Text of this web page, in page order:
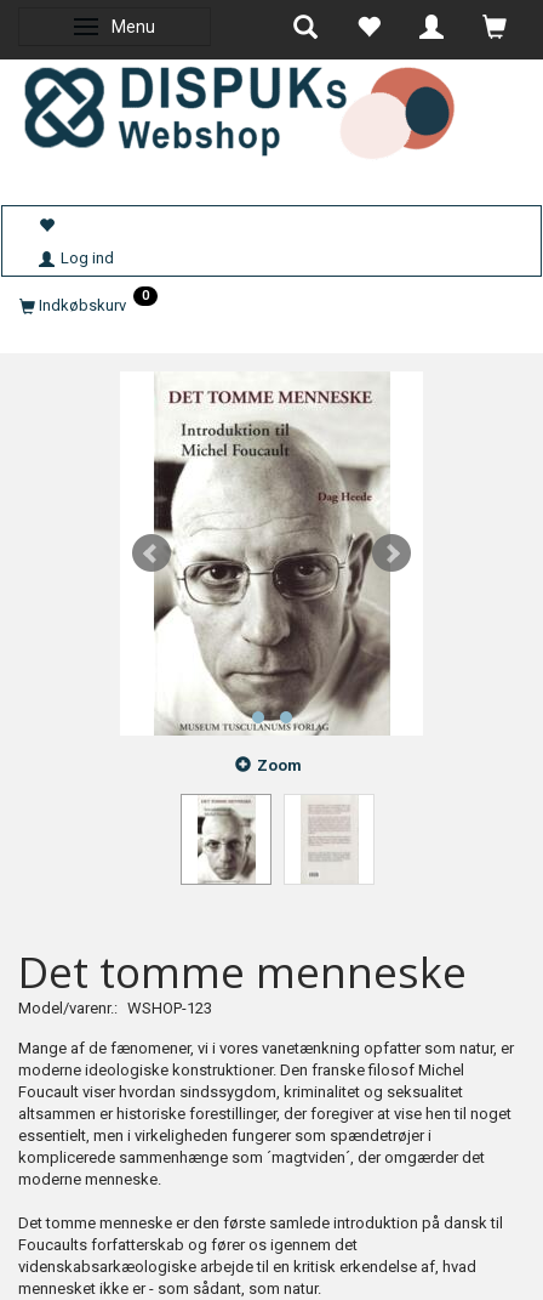
Skifte navigation
Menu
Log ind
Indkøbskurv 0
Zoom
Det tomme menneske
Model/varenr.: WSHOP-123
Mange af de fænomener, vi i vores vanetænkning opfatter som natur, er
moderne ideologiske konstruktioner. Den franske filosof Michel
Foucault viser hvordan sindssygdom, kriminalitet og seksualitet
altsammen er historiske forestillinger, der foregiver at vise hen til noget
essentielt, men i virkeligheden fungerer som spændetrøjer i
komplicerede sammenhænge som ´magtviden´, der omgærder det
moderne menneske.
Det tomme menneske er den første samlede introduktion på dansk til
Foucaults forfatterskab og fører os igennem det
videnskabsarkæologiske arbejde til en kritisk erkendelse af, hvad
mennesket ikke er - som sådant, som natur.